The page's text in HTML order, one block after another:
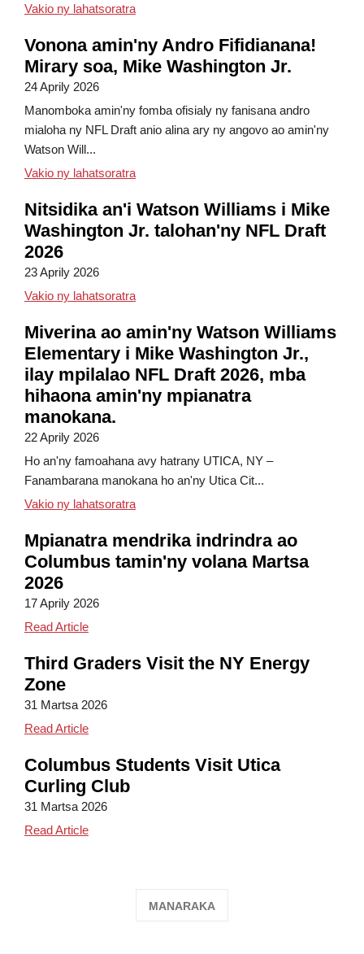
Vakio ny lahatsoratraHerinandron'ny Fankasitrahana ny
Vonona amin'ny Andro Fifidianana!
Mirary soa, Mike Washington Jr.
24 Aprily 2026
Manomboka amin'ny fomba ofisialy ny fanisana andro
mialoha ny NFL Draft anio alina ary ny angovo ao amin'ny
Watson Will...
Vakio ny lahatsoratraVonona amin'ny Andro Fisoratana
Nitsidika an'i Watson Williams i Mike
Washington Jr. talohan'ny NFL Draft
2026
23 Aprily 2026
Vakio ny lahatsoratraMike Washington Jr. mitsidika an'i Watson
Miverina ao amin'ny Watson Williams
Elementary i Mike Washington Jr.,
ilay mpilalao NFL Draft 2026, mba
hihaona amin'ny mpianatra
manokana.
22 Aprily 2026
Ho an'ny famoahana avy hatrany UTICA, NY –
Fanambarana manokana ho an'ny Utica Cit...
Vakio ny lahatsoratraMike Washington Jr., mpilalao NFL Draft
Mpianatra mendrika indrindra ao
Columbus tamin'ny volana Martsa
2026
17 Aprily 2026
Read ArticleColumbus Students of the Month March 2026
Third Graders Visit the NY Energy
Zone
31 Martsa 2026
Read ArticleThird Graders Visit the NY Energy Zone
Columbus Students Visit Utica
Curling Club
31 Martsa 2026
Read ArticleColumbus Students Visit Utica Curling Club
MANARAKA